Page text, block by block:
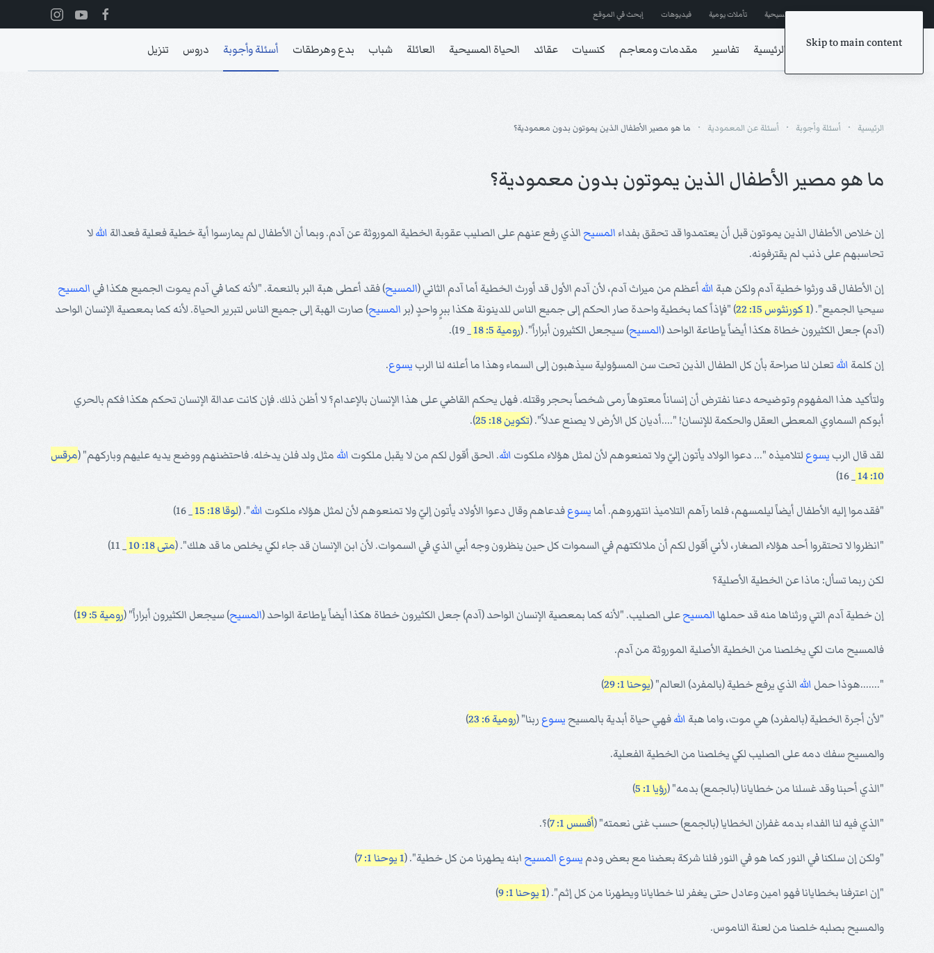
Skip to main content
إشترك في المراسلات ترانيم مسيحية تأملات يومية فيديوهات إبحث في الموقع
الرئيسية تفاسير مقدمات ومعاجم كنسيات عقائد الحياة المسيحية العائلة شباب بدع وهرطقات أسئلة وأجوبة دروس تنزيل
الرئيسية أسئلة وأجوبة أسئلة عن المعمودية ما هو مصير الأطفال الذين يموتون بدون معمودية؟
ما هو مصير الأطفال الذين يموتون بدون معمودية؟
إن خلاص الأطفال الذين يموتون قبل أن يعتمدوا قد تحقق بفداء المسيحالذي رفع عنهم على الصليب عقوبة الخطية الموروثة عن آدم. وبما أن الأطفال لم يمارسوا أية خطية فعلية فعدالة اللهلا
تحاسبهم على ذنب لم يقترفونه.
إن الأطفال قد ورثوا خطية آدم ولكن هبة الله أعظم من ميراث آدم، لأن آدم الأول قد أورث الخطية أما آدم الثاني (المسيح) فقد أعطى هبة البر بالنعمة. "لأنه كما في آدم يموت الجميع هكذا في المسيح
سيحيا الجميع". (1 كورنثوس 15: 22 ) "فإذاً كما بخطية واحدة صار الحكم إلى جميع الناس للدينونة هكذا ببرٍ واحدٍ (بر المسيح) صارت الهبة إلى جميع الناس لتبرير الحياة. لأنه كما بمعصية الإنسان الواحد
(آدم) جعل الكثيرون خطاة هكذا أيضاً بإطاعة الواحد (المسيح) سيجعل الكثيرون أبراراً". (رومية 5: 18 _ 19).
إن كلمة الله تعلن لنا صراحة بأن كل الطفال الذين تحت سن المسؤولية سيذهبون إلى السماء وهذا ما أعلنه لنا الرب يسوع.
ولتأكيد هذا المفهوم وتوضيحه دعنا نفترض أن إنساناً معتوهاً رمى شخصاً بحجر وقتله. فهل يحكم القاضي على هذا الإنسان بالإعدام؟ لا أظن ذلك. فإن كانت عدالة الإنسان تحكم هكذا فكم بالحري
أبوكم السماوي المعطى العقل والحكمة للإنسان! "....أديان كل الأرض لا يصنع عدلاً". (تكوين 18: 25 ).
لقد قال الرب يسوع لتلاميذه "... دعوا الولاد يأتون إليّ ولا تمنعوهم لأن لمثل هؤلاء ملكوت الله. الحق أقول لكم من لا يقبل ملكوت الله مثل ولد فلن يدخله. فاحتضنهم ووضع يديه عليهم وباركهم" (مرقس
10: 14
_ 16)
"فقدموا إليه الأطفال أيضاً ليلمسهم، فلما رآهم التلاميذ انتهروهم. أمايسوعفدعاهم وقال دعوا الأولاد يأتون إليّ ولا تمنعوهم لأن لمثل هؤلاء ملكوت الله". (لوقا 18: 15 _ 16)
"انظروا لا تحتقروا أحد هؤلاء الصغار، لأني أقول لكم أن ملائكتهم في السموات كل حين ينظرون وجه أبي الذي في السموات. لأن ابن الإنسان قد جاء لكي يخلص ما قد هلك". (متى 18: 10 _ 11)
لكن ربما تسأل: ماذا عن الخطية الأصلية؟
إن خطية آدم التي ورثناها منه قد حملهاالمسيحعلى الصليب. "لأنه كما بمعصية الإنسان الواحد (آدم) جعل الكثيرون خطاة هكذا أيضاً بإطاعة الواحد (المسيح) سيجعل الكثيرون أبراراً" (رومية 5: 19 )
فالمسيح مات لكي يخلصنا من الخطية الأصلية الموروثة من آدم.
".......هوذا حمل الله الذي يرفع خطية (بالمفرد) العالم" (يوحنا 1: 29 )
"لأن أجرة الخطية (بالمفرد) هي موت، واما هبة اللهفهي حياة أبدية بالمسيح يسوع ربنا" (رومية 6: 23 )
والمسيح سفك دمه على الصليب لكي يخلصنا من الخطية الفعلية.
"الذي أحبنا وقد غسلنا من خطايانا (بالجمع) بدمه" (رؤيا 1: 5 )
"الذي فيه لنا الفداء بدمه غفران الخطايا (بالجمع) حسب غنى نعمته" (أفسس 1: 7 )؟.
"ولكن إن سلكنا في النور كما هو في النور فلنا شركة بعضنا مع بعض ودم يسوع المسيح ابنه يطهرنا من كل خطية". (1 يوحنا 1: 7 )
"إن اعترفنا بخطايانا فهو امين وعادل حتى يغفر لنا خطايانا ويطهرنا من كل إثم". (1 يوحنا 1: 9 )
والمسيح بصلبه خلصنا من لعنة الناموس.